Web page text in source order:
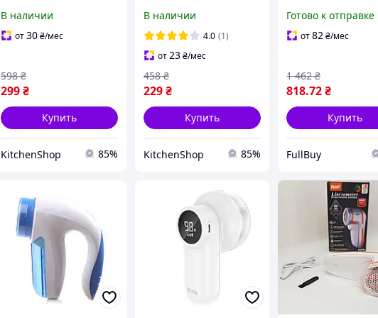
эффективного
удаления катышков с
В наличии
от30₴/мес
299₴
598 ₴
Купить
KitchenShop 85%
эффективного
удаления катышков с
одежды и тканей
модели Lint Trimmer
USB qwr
В наличии
4.0 (1)
от23₴/мес
229₴
458 ₴
Купить
KitchenShop 85%
одежды с функцией
озонирования и
Готово к отправке
от82₴/мес
818.72₴
1 462 ₴
Купить
FullBuy